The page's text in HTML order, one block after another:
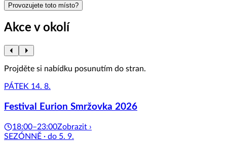
Provozujete toto místo?
Akce v okolí
Projděte si nabídku posunutím do stran.
PÁTEK 14. 8.
Festival Eurion Smržovka 2026
18:00–23:00Zobrazit ›
SEZÓNNĚ · do 5. 9.